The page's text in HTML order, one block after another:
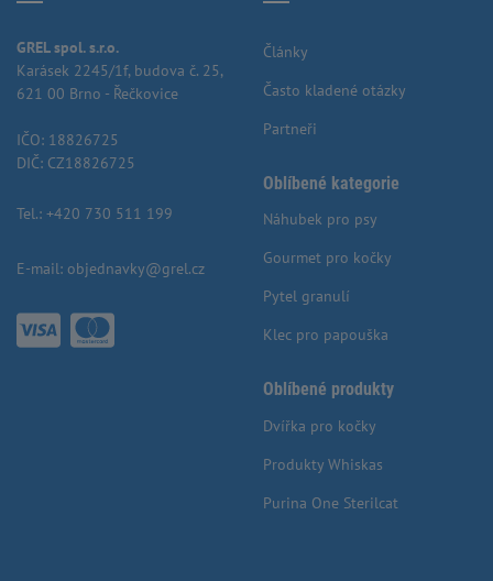
GREL spol. s.r.o.
Karásek 2245/1f, budova č. 25,
621 00 Brno - Řečkovice
IČO: 18826725
DIČ: CZ18826725
Tel.: +420 730 511 199
E-mail: objednavky@grel.cz
Články
Často kladené otázky
Partneři
Oblíbené kategorie
Náhubek pro psy
Gourmet pro kočky
Pytel granulí
Klec pro papouška
Oblíbené produkty
Dvířka pro kočky
Produkty Whiskas
Purina One Sterilcat